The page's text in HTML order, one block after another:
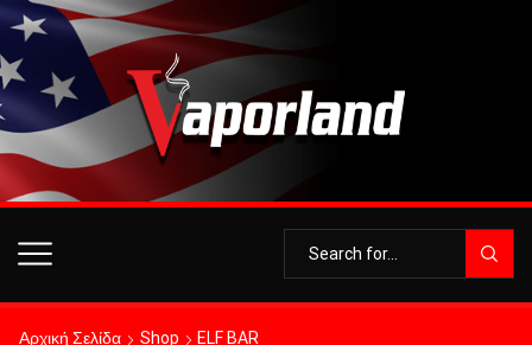
Αρχική Σελίδα Shop ELF BAR